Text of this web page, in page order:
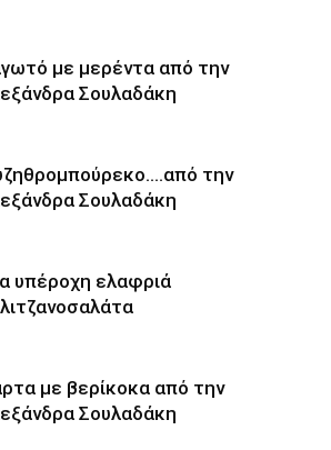
με μερέντα από την
Σουλαδάκη
την
Σουλαδάκη
υπέροχη ελαφριά
με βερίκοκα από την
Σουλαδάκη